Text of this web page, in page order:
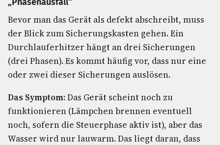
Bevor man das Gerät als defekt abschreibt, muss
der Blick zum Sicherungskasten gehen. Ein
Durchlauferhitzer hängt an drei Sicherungen
(drei Phasen). Es kommt häufig vor, dass nur eine
oder zwei dieser Sicherungen auslösen.
Das Symptom:Das Gerät scheint noch zu
funktionieren (Lämpchen brennen eventuell
noch, sofern die Steuerphase aktiv ist), aber das
Wasser wird nur lauwarm. Das liegt daran, dass